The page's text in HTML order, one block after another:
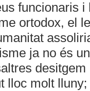
funcionaris i
ortodox, el
ja no és
lloc molt